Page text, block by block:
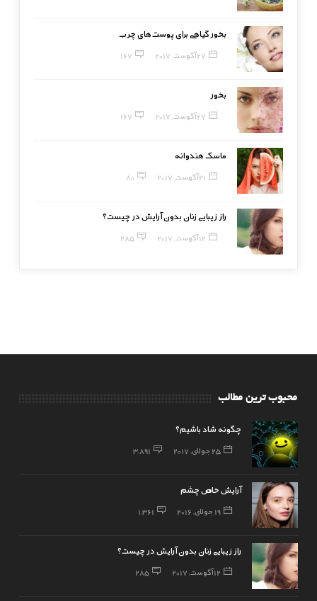
بخور گیاهی برای پوست‌های چرب
27 آگوست, 2017 167
بخور
27 آگوست, 2017 167
ماسک هندوانه
21 آگوست, 2017 80
راز زیبایی زنان بدون آرایش در چیست؟
12 آگوست, 2017 285
محبوب ترین مطالب
چگونه شاد باشیم؟
25 جولای, 2017 3,891
آرایش خاص چشم
19 جولای, 2016 1,361
راز زیبایی زنان بدون آرایش در چیست؟
12 آگوست, 2017 285